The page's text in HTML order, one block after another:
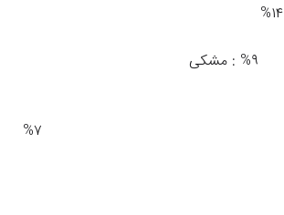
سبز: ۱۴%
۹%
۷%
۶%